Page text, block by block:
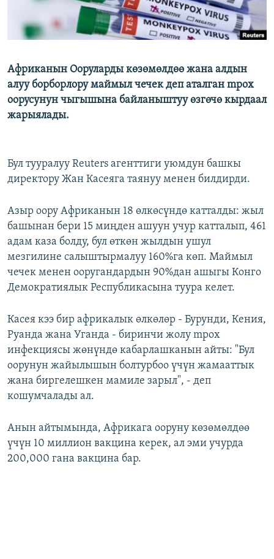
Африканын Ооруларды көзөмөлдөө жана алдын
алуу борборлору маймыл чечек деп аталган mpox
оорусунун чыгышына байланыштуу өзгөчө кырдаал
жарыялады.
Бул тууралуу Reuters агенттиги уюмдун башкы
директору Жан Касеяга таянуу менен билдирди.
Азыр оору Африканын 18 өлкөсүндө катталды: жыл
башынан бери 15 миңден ашуун учур катталып, 461
адам каза болду, бул өткөн жылдын ушул
мезгилине салыштырмалуу 160%га көп. Маймыл
чечек менен ооругандардын 90%дан ашыгы Конго
Демократиялык Республикасына туура келет.
Касея кээ бир африкалык өлкөлөр - Бурунди, Кения,
Руанда жана Уганда - биринчи жолу mpox
инфекциясы жөнүндө кабарлашканын айты: "Бул
оорунун жайылышын болтурбоо үчүн жамааттык
жана биргелешкен мамиле зарыл", - деп
кошумчалады ал.
Анын айтымында, Африкага ооруну көзөмөлдөө
үчүн 10 миллион вакцина керек, ал эми учурда
200,000 гана вакцина бар.